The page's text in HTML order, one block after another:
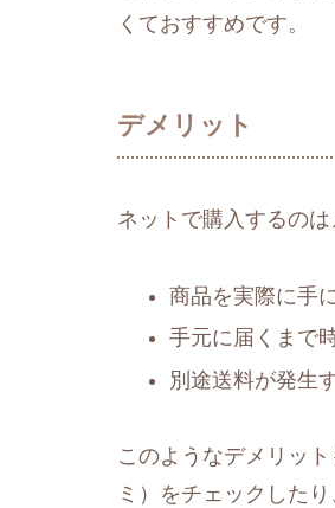
くておすすめです。
デメリット
ネットで購入するの
商品を実際に手
手元に届くまで
別途送料が発生
このようなデメリッ
ミ）をチェックした